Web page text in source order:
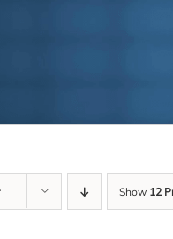
Show 12